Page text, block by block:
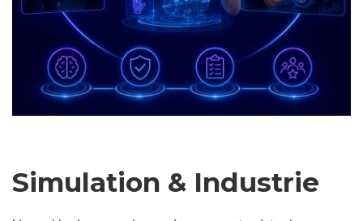
Simulation & Industrie